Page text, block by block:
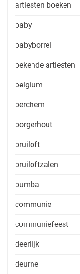
artiesten boeken
baby
babyborrel
bekende artiesten
belgium
berchem
borgerhout
bruiloft
bruiloftzalen
bumba
communie
communiefeest
deerlijk
deurne